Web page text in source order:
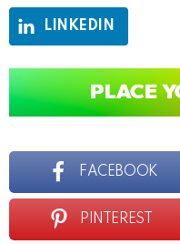
LINKEDIN
FACEBOOK
PINTEREST